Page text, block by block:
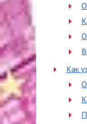
Как